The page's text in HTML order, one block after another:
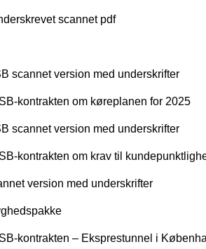
scannet pdf
scannet version med underskrifter
kontrakten om køreplanen for 2025
scannet version med underskrifter
kontrakten om krav til
version med underskrifter
kontrakten – Eksprestunnel i